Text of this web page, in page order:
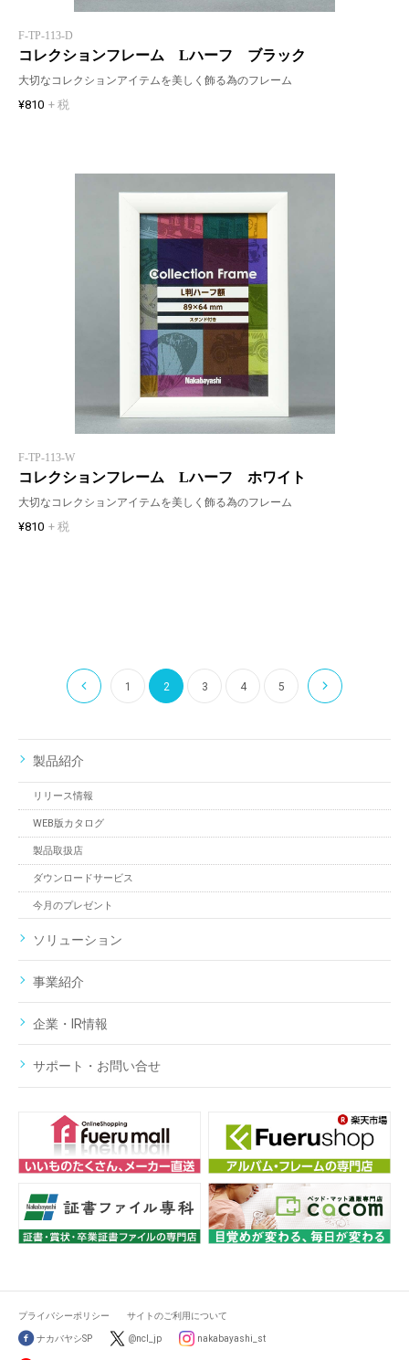
F-TP-113-D
コレクションフレーム Lハーフ ブラック
大切なコレクションアイテムを美しく飾る為のフレーム
¥810 + 税
F-TP-113-W
コレクションフレーム Lハーフ ホワイト
大切なコレクションアイテムを美しく飾る為のフレーム
¥810 + 税
1 2 3 4 5
製品紹介
リリース情報
WEB版カタログ
製品取扱店
ダウンロードサービス
今月のプレゼント
ソリューション
事業紹介
企業・IR情報
サポート・お問い合せ
プライバシーポリシー サイトのご利用について
ナカバヤシSP @ncl_jp nakabayashi_st